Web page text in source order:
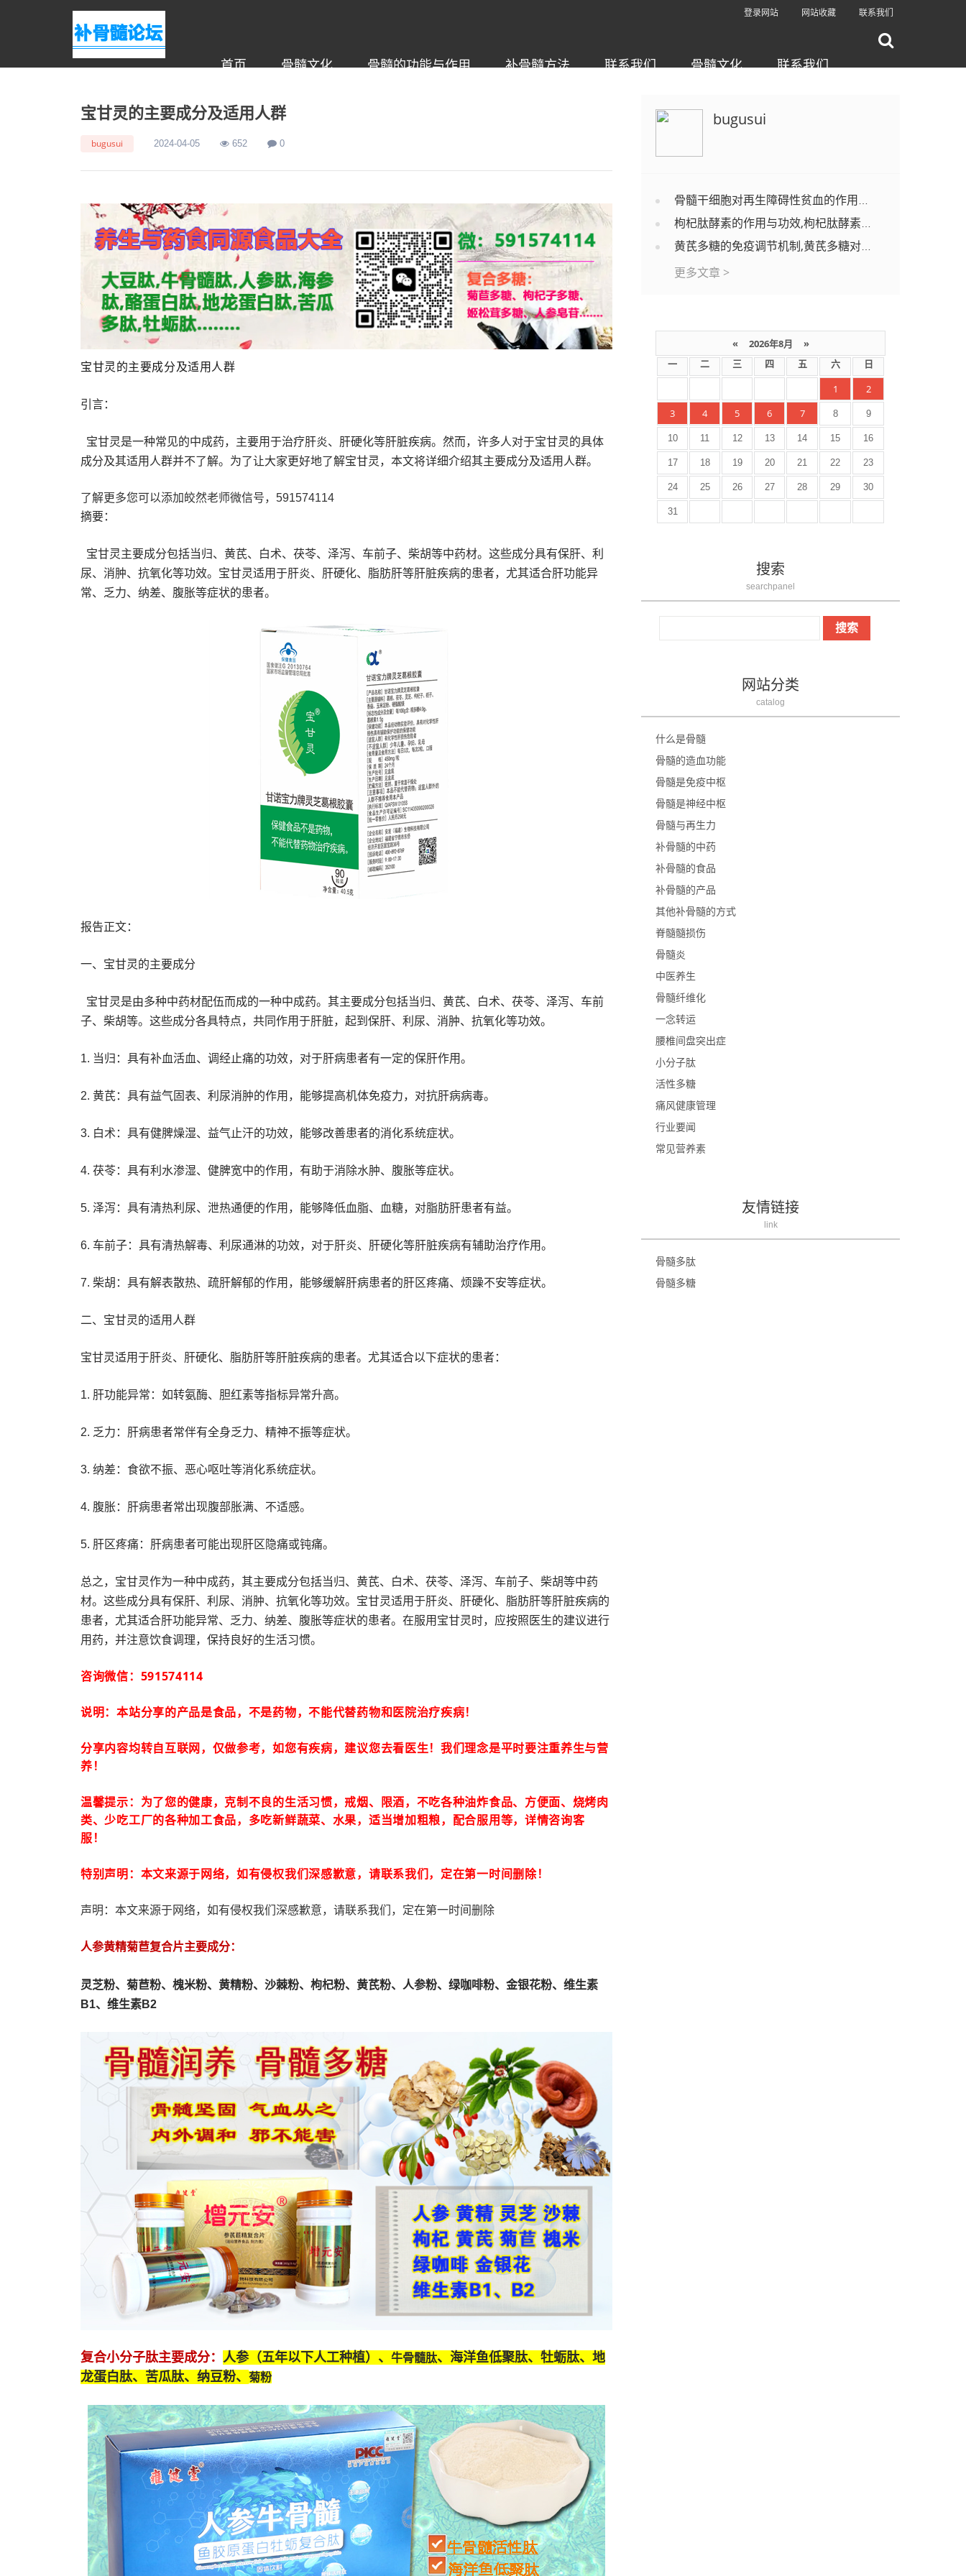
登录网站 网站收藏 联系我们
首页 骨髓文化 骨髓的功能与作用 补骨髓方法 联系我们 骨髓文化 联系我们
宝甘灵的主要成分及适用人群
bugusui 2024-04-05 652 0
宝甘灵的主要成分及适用人群
引言：
宝甘灵是一种常见的中成药，主要用于治疗肝炎、肝硬化等肝脏疾病。然而，许多人对于宝甘灵的具体
成分及其适用人群并不了解。为了让大家更好地了解宝甘灵，本文将详细介绍其主要成分及适用人群。
了解更多您可以添加皎然老师微信号，591574114
摘要：
宝甘灵主要成分包括当归、黄芪、白术、茯苓、泽泻、车前子、柴胡等中药材。这些成分具有保肝、利
尿、消肿、抗氧化等功效。宝甘灵适用于肝炎、肝硬化、脂肪肝等肝脏疾病的患者，尤其适合肝功能异
常、乏力、纳差、腹胀等症状的患者。
报告正文：
一、宝甘灵的主要成分
宝甘灵是由多种中药材配伍而成的一种中成药。其主要成分包括当归、黄芪、白术、茯苓、泽泻、车前
子、柴胡等。这些成分各具特点，共同作用于肝脏，起到保肝、利尿、消肿、抗氧化等功效。
1. 当归：具有补血活血、调经止痛的功效，对于肝病患者有一定的保肝作用。
2. 黄芪：具有益气固表、利尿消肿的作用，能够提高机体免疫力，对抗肝病病毒。
3. 白术：具有健脾燥湿、益气止汗的功效，能够改善患者的消化系统症状。
4. 茯苓：具有利水渗湿、健脾宽中的作用，有助于消除水肿、腹胀等症状。
5. 泽泻：具有清热利尿、泄热通便的作用，能够降低血脂、血糖，对脂肪肝患者有益。
6. 车前子：具有清热解毒、利尿通淋的功效，对于肝炎、肝硬化等肝脏疾病有辅助治疗作用。
7. 柴胡：具有解表散热、疏肝解郁的作用，能够缓解肝病患者的肝区疼痛、烦躁不安等症状。
二、宝甘灵的适用人群
宝甘灵适用于肝炎、肝硬化、脂肪肝等肝脏疾病的患者。尤其适合以下症状的患者：
1. 肝功能异常：如转氨酶、胆红素等指标异常升高。
2. 乏力：肝病患者常伴有全身乏力、精神不振等症状。
3. 纳差：食欲不振、恶心呕吐等消化系统症状。
4. 腹胀：肝病患者常出现腹部胀满、不适感。
5. 肝区疼痛：肝病患者可能出现肝区隐痛或钝痛。
总之，宝甘灵作为一种中成药，其主要成分包括当归、黄芪、白术、茯苓、泽泻、车前子、柴胡等中药
材。这些成分具有保肝、利尿、消肿、抗氧化等功效。宝甘灵适用于肝炎、肝硬化、脂肪肝等肝脏疾病的
患者，尤其适合肝功能异常、乏力、纳差、腹胀等症状的患者。在服用宝甘灵时，应按照医生的建议进行
用药，并注意饮食调理，保持良好的生活习惯。
咨询微信：591574114
说明：本站分享的产品是食品，不是药物，不能代替药物和医院治疗疾病！
分享内容均转自互联网，仅做参考，如您有疾病，建议您去看医生！我们理念是平时要注重养生与营
养！
温馨提示：为了您的健康，克制不良的生活习惯，戒烟、限酒，不吃各种油炸食品、方便面、烧烤肉
类、少吃工厂的各种加工食品，多吃新鲜蔬菜、水果，适当增加粗粮，配合服用等，详情咨询客
服！
特别声明：本文来源于网络，如有侵权我们深感歉意，请联系我们，定在第一时间删除！
声明：本文来源于网络，如有侵权我们深感歉意，请联系我们，定在第一时间删除
人参黄精菊苣复合片主要成分：
灵芝粉、 菊苣粉、 槐米粉、 黄精粉、沙棘粉、枸杞粉、黄芪粉、人参粉、绿咖啡粉、金银花粉、维生素
B1、维生素B2
复合小分子肽主要成分： 人参（五年以下人工种植）、 牛骨髓肽、海洋鱼低聚肽、牡蛎肽、 地
龙蛋白肽、苦瓜肽、纳豆粉、 菊粉
bugusui
骨髓干细胞对再生障碍性贫血的作用机制,骨髓干细胞能改善再生障碍性贫血吗？
枸杞肽酵素的作用与功效,枸杞肽酵素适合哪些人吃？
黄芪多糖的免疫调节机制,黄芪多糖对调节免疫功能有效果吗？
更多文章 >
« 2026年8月 »
一 二 三 四 五 六 日
1
2
3
4 5 6 7 8 9
10 11 12 13 14 15 16
17 18 19 20 21 22 23
24 25 26 27 28 29 30
31
搜索
searchpanel
网站分类
catalog
什么是骨髓
骨髓的造血功能
骨髓是免疫中枢
骨髓是神经中枢
骨髓与再生力
补骨髓的中药
补骨髓的食品
补骨髓的产品
其他补骨髓的方式
脊髓髓损伤
骨髓炎
中医养生
骨髓纤维化
一念转运
腰椎间盘突出症
小分子肽
活性多糖
痛风健康管理
行业要闻
常见营养素
友情链接
link
骨髓多肽
骨髓多糖